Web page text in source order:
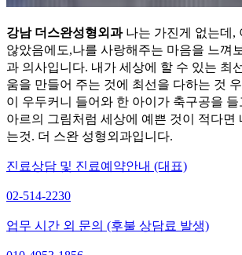
강남 더스완성형외과 나는 가진게 없는데,
않았음에도,나를 사랑해주는 마음을 느껴
과 의사입니다. 내가 세상에 할 수 있는 최
움을 만들어 주는 것에 최선을 다하는 것
이 우두커니 들어와 한 아이가 축구공을
아르의 그림처럼 세상에 예쁜 것이 적다면
는것. 더 스완 성형외과입니다.
진료상담 및 진료예약안내 (대표)
02-514-2230
업무 시간 외 문의 (후불 상담료 발생)